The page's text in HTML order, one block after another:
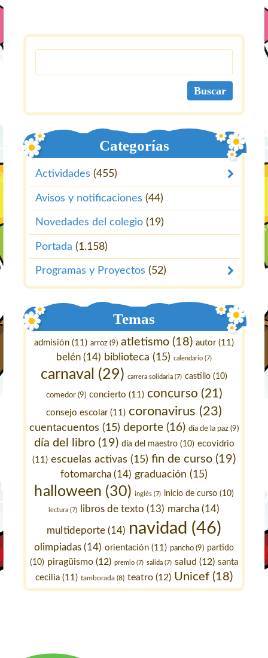
Categorías
Actividades (455)
Avisos y notificaciones (44)
Novedades del colegio (19)
Portada (1.158)
Programas y Proyectos (52)
Temas
admisión (11) arroz (9) atletismo (18) autor(11)
belén (14) biblioteca (15) calendario (7)
carnaval (29) carrera solidaria (7) castillo (10)
comedor(9) concierto (11) concurso (21)
consejo escolar(11) coronavirus (23)
cuentacuentos (15) deporte (16) día de la paz (9)
día del libro(19) día del maestro(10) ecovidrio
(11) escuelas activas (15) fin de curso (19)
fotomarcha (14) graduación (15)
halloween (30) inglés(7) inicio de curso(10)
lectura (7) libros de texto (13) marcha (14)
multideporte(14) navidad (46)
olimpiadas (14) orientación (11) pancho (9) partido
(10) piragüismo (12) premio (7) salida (7) salud (12) santa
cecilia (11) tamborada (8) teatro (12) Unicef (18)